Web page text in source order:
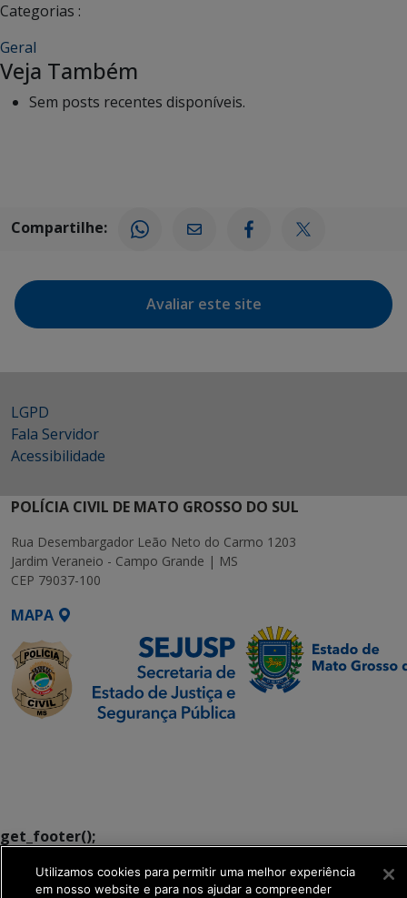
Categorias :
Geral
Veja Também
Sem posts recentes disponíveis.
Compartilhe:
Avaliar este site
LGPD
Fala Servidor
Acessibilidade
POLÍCIA CIVIL DE MATO GROSSO DO SUL
Rua Desembargador Leão Neto do Carmo 1203
Jardim Veraneio - Campo Grande | MS
CEP 79037-100
MAPA
get_footer();
Utilizamos cookies para permitir uma melhor experiência
em nosso website e para nos ajudar a compreender